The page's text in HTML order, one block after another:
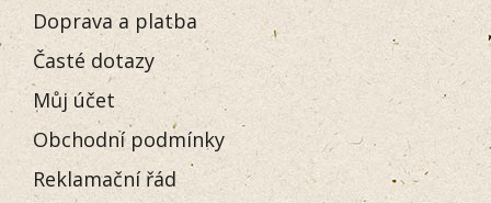
Doprava a platba
Časté dotazy
Můj účet
Obchodní podmínky
Reklamační řád